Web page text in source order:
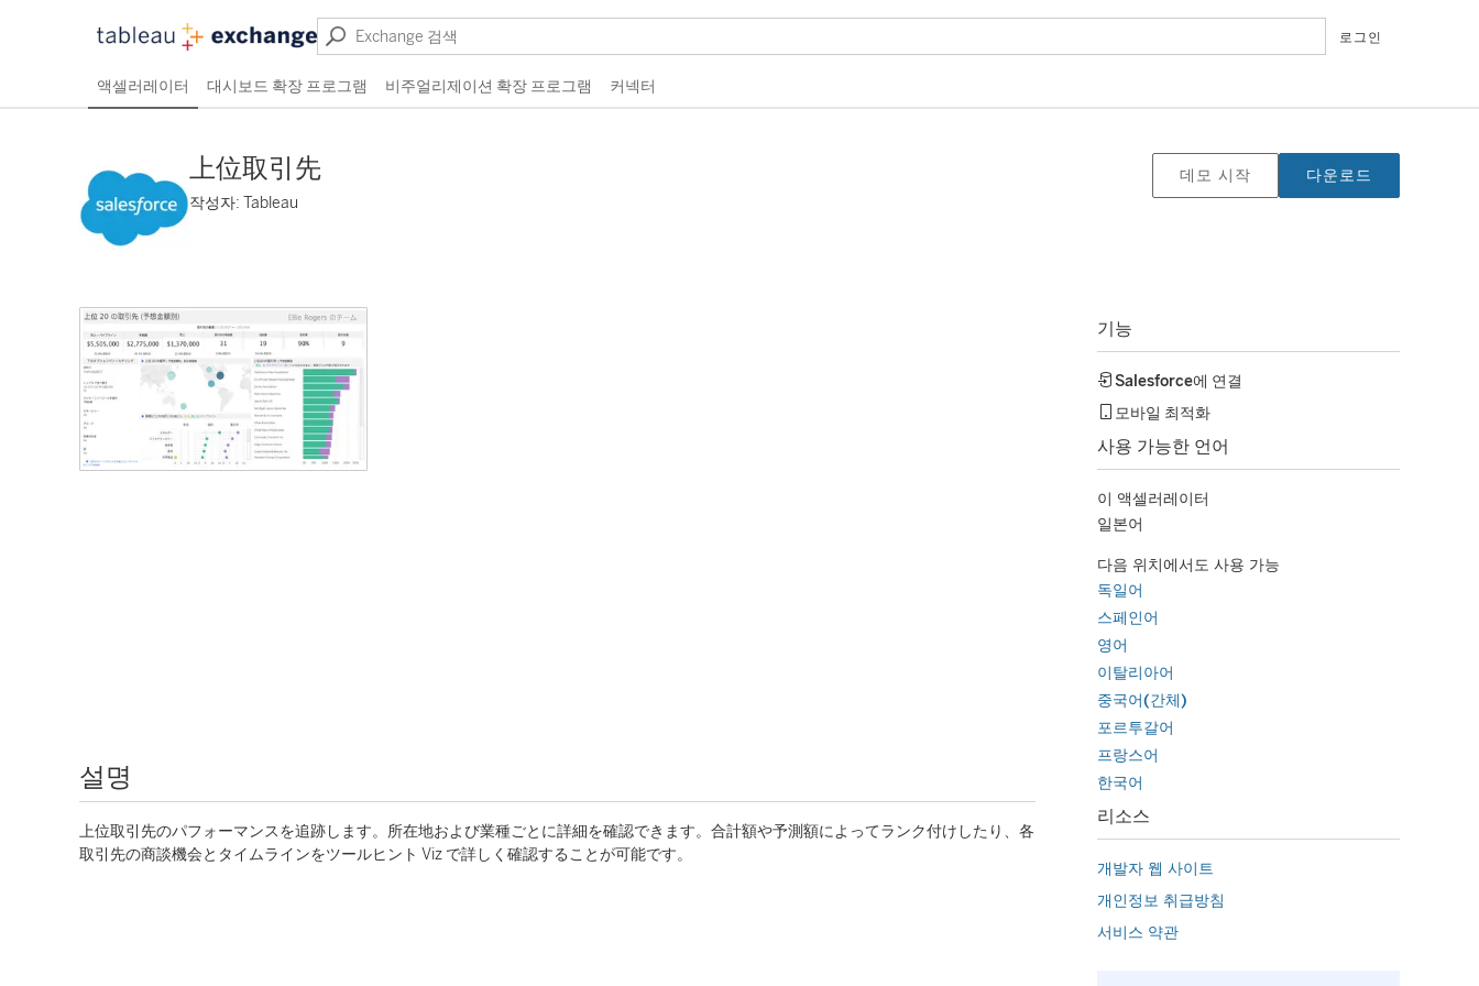
로그인
액셀러레이터 대시보드 확장 프로그램 비주얼리제이션 확장 프로그램 커넥터
上位取引先
작성자: Tableau
데모 시작 다운로드
설명
上位取引先のパフォーマンスを追跡します。所在地および業種ごとに詳細を確認できます。合計額や予測額によってランク付けしたり、各
取引先の商談機会とタイムラインをツールヒント Viz で詳しく確認することが可能です。
기능
Salesforce에 연결
모바일 최적화
사용 가능한 언어
이 액셀러레이터
일본어
다음 위치에서도 사용 가능
독일어
스페인어
영어
이탈리아어
중국어(간체)
포르투갈어
프랑스어
한국어
리소스
개발자 웹 사이트
개인정보 취급방침
서비스 약관